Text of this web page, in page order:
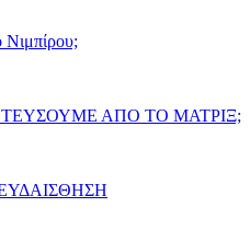
Νιμπίρου;
ΑΠΟ ΤΟ ΜΑΤΡΙΞ;